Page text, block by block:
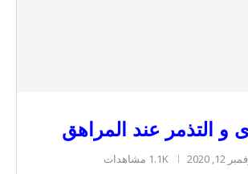
و التذمر عند المراهق
12, 2020 1.1K مشاهدات